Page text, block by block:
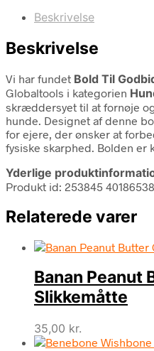
Beskrivelse
Beskrivelse
Vi har fundet Bold Til
Globaltools i kategorien
skræddersyet til at fornøje
hunde. Designet af denne
for ejere, der ønsker at
fysiske skarphed. Bolden er
Yderlige
Produkt id: 253845
Relaterede varer
Banan Peanut
Slikkemåtte
35,00 kr.